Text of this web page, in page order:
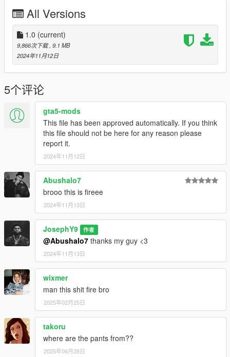
https://www.gta5-mods.com/tools/emfsp-easy-mod-folder-for-
sp-player-mods
-------------------------------------------------------------------------
.For all Franklin fans.
. Take a look at my patreon You may like my work For Franklin
. am uploading a lot of cool thing For Free Members
. Tier Free Members
. Tier Basic 4$
. Tier Advanced 8$
https://www.patreon.com/y9xq/posts
--------------------------------------------------------------------------------
------------
. if you want any Help
. If you have any suggestions or ideas For Franklin :
.Discord:
. GOAT#5697
-------------------------------------------------------------------------
.Have a Great Day
All Versions
1.0 (current)
9,866次下载 , 9.1 MB
2024年11月12日
5个评论
gta5-mods
This file has been approved automatically. If you think
this file should not be here for any reason please
report it.
2024年11月12日
Abushalo7
brooo this is fireee
2024年11月13日
JosephY9 作者
@Abushalo7 thanks my guy <3
2024年11月13日
wixmer
man this shit fire bro
2025年02月25日
takoru
where are the pants from??
2025年06月28日